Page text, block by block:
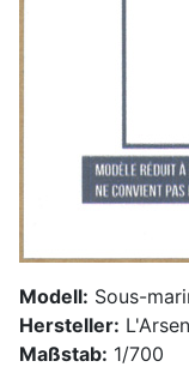
Modell: Sous-
Hersteller:
Maßstab: 1/700